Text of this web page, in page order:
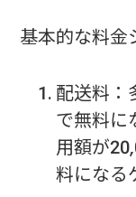
基本的な料金
配送料：
で無料に
用額が
料になる